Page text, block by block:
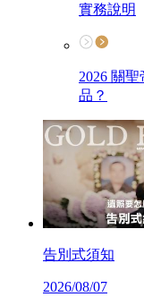
實務說明
2026 關
品？
告別式須知
2026/08/07